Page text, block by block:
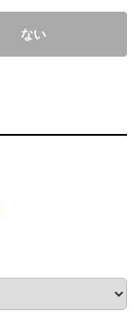
ない